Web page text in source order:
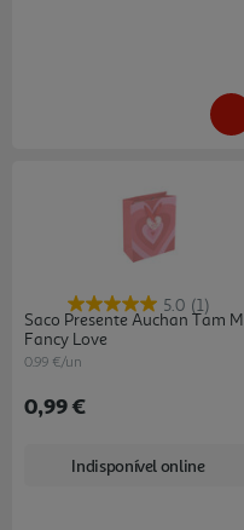
5.0 (1)
Saco Presente Auchan Tam M
Fancy Love
0.99 €/un
0,99 €
Indisponível online